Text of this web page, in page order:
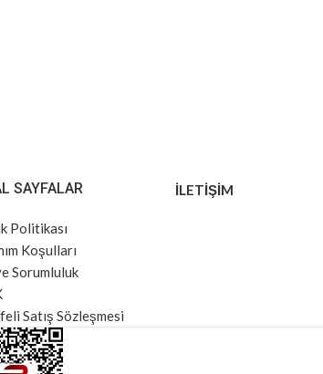
SAYFALAR
Politikası
Koşulları
Sorumluluk
Satış Sözleşmesi
İLETİŞİM